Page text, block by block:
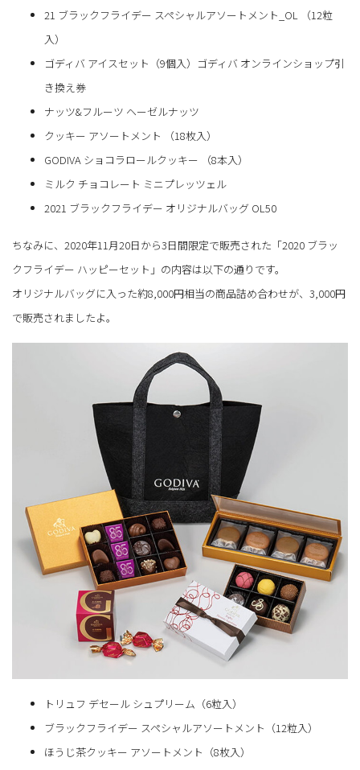
21 ブラックフライデー スペシャルアソートメント_OL （12粒
入）
ゴディバ アイスセット（9個入）ゴディバ オンラインショップ引
き換え券
ナッツ&フルーツ ヘーゼルナッツ
クッキー アソートメント （18枚入）
GODIVA ショコラロールクッキー （8本入）
ミルク チョコレート ミニプレッツェル
2021 ブラックフライデー オリジナルバッグ OL50
ちなみに、2020年11月20日から3日間限定で販売された「2020 ブラッ
クフライデー ハッピーセット」の内容は以下の通りです。
オリジナルバッグに入った約8,000円相当の商品詰め合わせが、3,000円
で販売されましたよ。
トリュフ デセール シュプリーム（6粒入）
ブラックフライデー スペシャルアソートメント（12粒入）
ほうじ茶クッキー アソートメント（8枚入）